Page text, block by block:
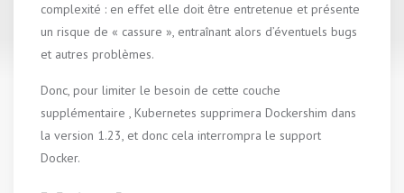
complexité : en effet elle doit être entretenue et présente
un risque de « cassure », entraînant alors d’éventuels bugs
et autres problèmes.
Donc, pour limiter le besoin de cette couche
supplémentaire , Kubernetes supprimera Dockershim dans
la version 1.23, et donc cela interrompra le support
Docker.